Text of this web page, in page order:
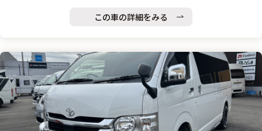
この車の詳細をみる